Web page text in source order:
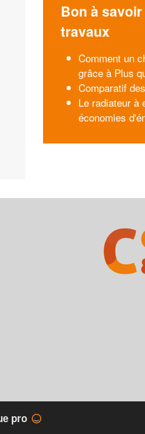
Bon à
travaux
Comment un
grâce à Plus
Comparatif
Le radiateur à
économies
pro